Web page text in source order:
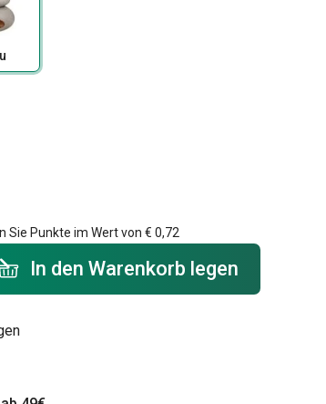
Sie Punkte im Wert von € 0,72
In den Warenkorb legen